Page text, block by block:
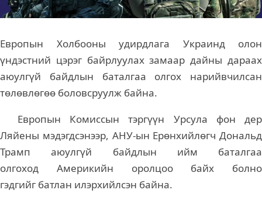
Европын Холбооны удирдлага Украинд олон
үндэстний цэрэг байрлуулах замаар дайны дараах
аюулгүй байдлын баталгаа олгох нарийвчилсан
төлөвлөгөө боловсруулж байна.
Европын Комиссын тэргүүн Урсула фон дер
Ляйены мэдэгдсэнээр, АНУ-ын Ерөнхийлөгч Дональд
Трамп аюулгүй байдлын ийм баталгаа
олгоход Америкийн оролцоо байх болно
гэдгийг батлан илэрхийлсэн байна.